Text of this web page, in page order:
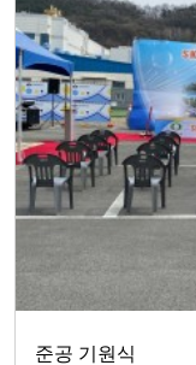
준공 기원식